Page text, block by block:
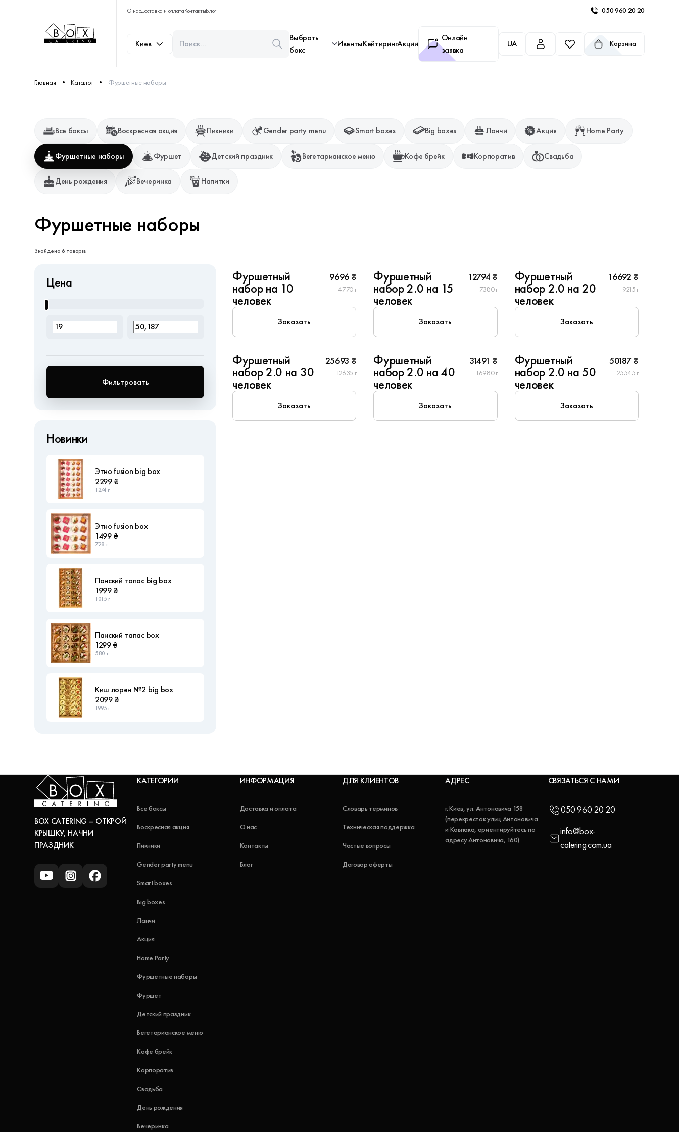
О насДоставка и оплатаКонтактыБлог 050 960 20 20
Киев
Выбрать
бокс
ИвентыКейтирингАкции
Онлайн
заявка
UA Корзина
Главная Каталог Фуршетные наборы
Все боксы Воскресная акция Пикники Gender party menu Smart boxes Big boxes Ланчи Акция Home Party
Фуршетные наборы Фуршет Детский праздник Вегетарианское меню Кофе брейк Корпоратив Свадьба
День рождения Вечеринка Напитки
Фуршетные наборы
Знайдено 6 товарів
Цена
Фильтровать
New
Фуршетный
набор на 10
человек
9696 ₴
4770 г
Заказать
Фуршетный
набор 2.0 на 15
человек
12794 ₴
7380 г
Заказать
Фуршетный
набор 2.0 на 20
человек
16692 ₴
9215 г
Заказать
30
Фуршетный
набор 2.0 на 30
человек
25693 ₴
12635 г
Заказать
40
Фуршетный
набор 2.0 на 40
человек
31491 ₴
16980 г
Заказать
50
Фуршетный
набор 2.0 на 50
человек
50187 ₴
25545 г
Заказать
Новинки
Этно fusion big box
2299 ₴
1274 г
Этно fusion box
1499 ₴
728 г
Панский тапас big box
1999 ₴
1015 г
Панский тапас box
1299 ₴
580 г
Киш лорен №2 big box
2099 ₴
1995 г
BOX CATERING – ОТКРОЙ
КРЫШКУ, НАЧНИ
ПРАЗДНИК
КАТЕГОРИИ
Все боксы
Воскресная акция
Пикники
Gender party menu
Smart boxes
Big boxes
Ланчи
Акция
Home Party
Фуршетные наборы
Фуршет
Детский праздник
Вегетарианское меню
Кофе брейк
Корпоратив
Свадьба
День рождения
Вечеринка
ИНФОРМАЦИЯ
Доставка и оплата
О нас
Контакты
Блог
ДЛЯ КЛИЕНТОВ
Словарь терминов
Техническая поддержка
Частые вопросы
Договор оферты
АДРЕС
г. Киев, ул. Антоновича 158
(перекресток улиц Антоновича
и Ковпака, ориентируйтесь по
адресу Антоновича, 160)
СВЯЗАТЬСЯ С НАМИ
050 960 20 20
info@box-
catering.com.ua